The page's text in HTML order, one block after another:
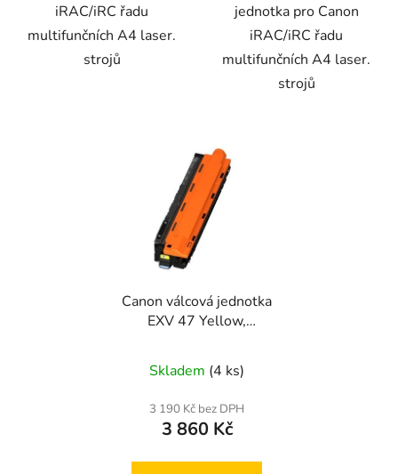
iRAC/iRC řadu
multifunčních A4 laser.
strojů
jednotka pro Canon
iRAC/iRC řadu
multifunčních A4 laser.
strojů
Canon válcová jednotka
EXV 47 Yellow,
Skladem (4 ks)
3 190 Kč bez DPH
3 860 Kč